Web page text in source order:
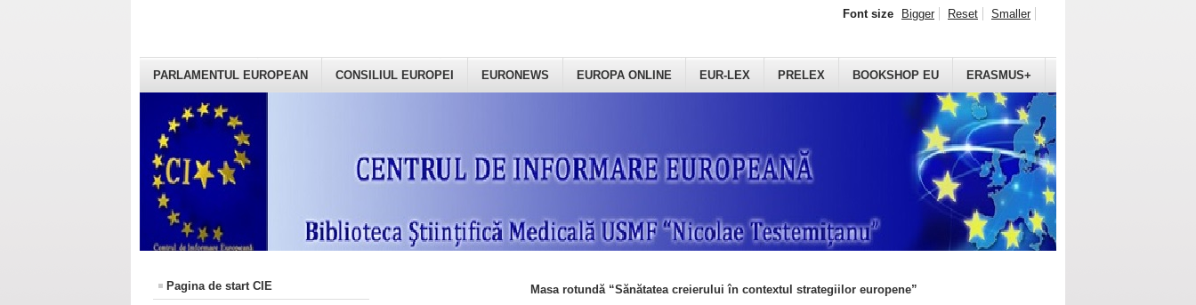
PARLAMENTUL EUROPEAN CONSILIUL EUROPEI EURONEWS EUROPA ONLINE EUR-LEX PRELEX BOOKSHOP EU ERASMUS+
Font size Bigger Reset Smaller
Pagina de start CIE
Masa rotundă “Sănătatea creierului în contextul strategiilor europene”